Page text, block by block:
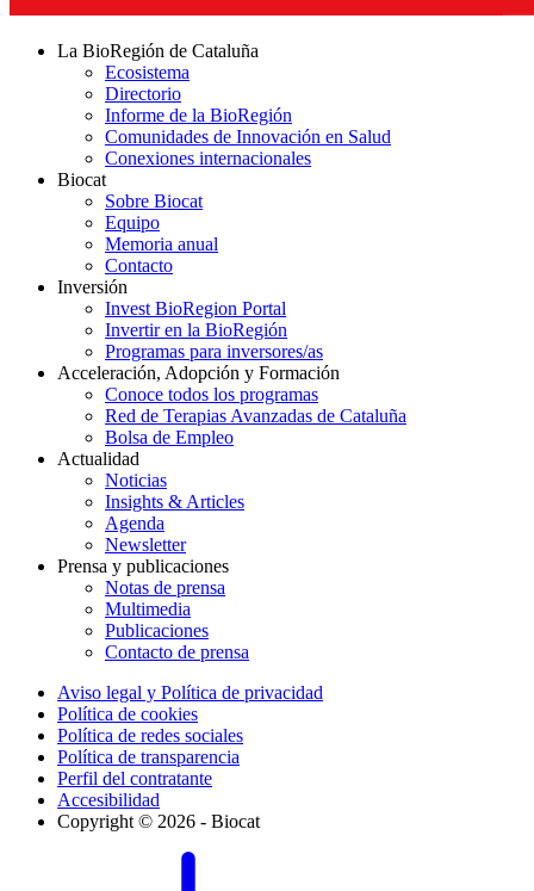
La BioRegión de Cataluña
Ecosistema
Directorio
Informe de la BioRegión
Comunidades de Innovación en Salud
Conexiones internacionales
Biocat
Sobre Biocat
Equipo
Memoria anual
Contacto
Inversión
Invest BioRegion Portal
Invertir en la BioRegión
Programas para inversores/as
Acceleración, Adopción y Formación
Conoce todos los programas
Red de Terapias Avanzadas de Cataluña
Bolsa de Empleo
Actualidad
Noticias
Insights & Articles
Agenda
Newsletter
Prensa y publicaciones
Notas de prensa
Multimedia
Publicaciones
Contacto de prensa
Aviso legal y Política de privacidad
Política de cookies
Política de redes sociales
Política de transparencia
Perfil del contratante
Accesibilidad
Copyright © 2026 - Biocat